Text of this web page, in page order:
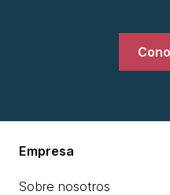
Empresa
Sobre nosotros